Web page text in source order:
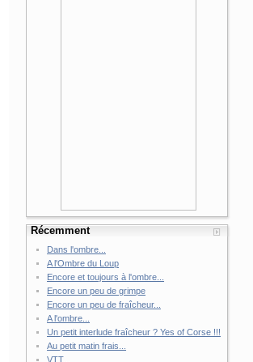
Récemment
Dans l'ombre...
A l'Ombre du Loup
Encore et toujours à l'ombre...
Encore un peu de grimpe
Encore un peu de fraîcheur...
A l'ombre...
Un petit interlude fraîcheur ? Yes of Corse !!!
Au petit matin frais...
VTT...